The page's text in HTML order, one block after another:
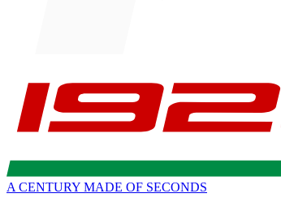
A CENTURY MADE OF SECONDS